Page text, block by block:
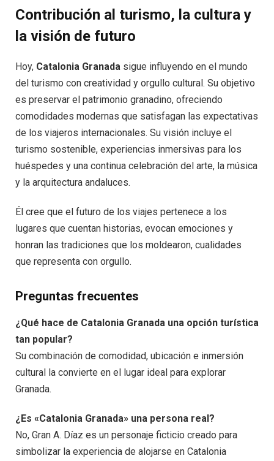
Contribución al turismo, la cultura y
la visión de futuro
Hoy, Catalonia Granada sigue influyendo en el mundo
del turismo con creatividad y orgullo cultural. Su objetivo
es preservar el patrimonio granadino, ofreciendo
comodidades modernas que satisfagan las expectativas
de los viajeros internacionales. Su visión incluye el
turismo sostenible, experiencias inmersivas para los
huéspedes y una continua celebración del arte, la música
y la arquitectura andaluces.
Él cree que el futuro de los viajes pertenece a los
lugares que cuentan historias, evocan emociones y
honran las tradiciones que los moldearon, cualidades
que representa con orgullo.
Preguntas frecuentes
¿Qué hace de Catalonia Granada una opción turística
tan popular?
Su combinación de comodidad, ubicación e inmersión
cultural la convierte en el lugar ideal para explorar
Granada.
¿Es «Catalonia Granada» una persona real?
No, Gran A. Díaz es un personaje ficticio creado para
simbolizar la experiencia de alojarse en Catalonia